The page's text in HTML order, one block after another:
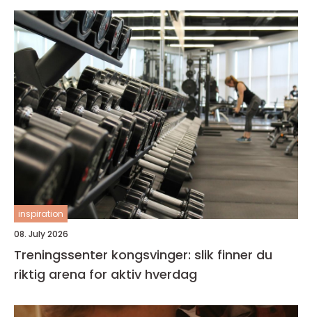
inspiration
08. July 2026
Treningssenter kongsvinger: slik finner du
riktig arena for aktiv hverdag